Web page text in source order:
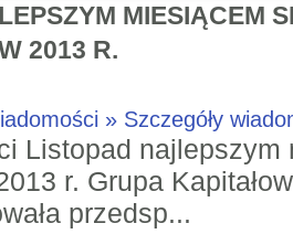
MIESIĄCEM
2013 R.
» Szczegóły
Listopad
r. Grupa
przedsp...